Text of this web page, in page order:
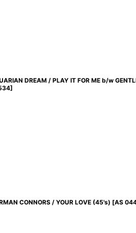
DREAM / PLAY IT FOR ME b/w
]
CONNORS / YOUR LOVE (45's) [AS